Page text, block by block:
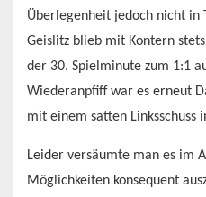
Überlegenheit jedoch nicht in
Geislitz blieb mit Kontern
der 30. Spielminute zum 1:1
Wiederanpfiff war es erneut
mit einem satten Linksschuss
Leider versäumte man es im
Möglichkeiten konsequent